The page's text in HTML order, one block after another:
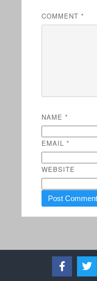
COMMENT *
NAME *
EMAIL *
WEBSITE